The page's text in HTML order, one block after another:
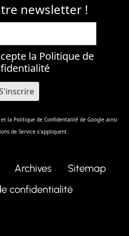
newsletter !
la Politique de
et la Politique de Confidentalité de Google ainsi
de Service s'appliquent.
Archives
Sitemap
confidentialité